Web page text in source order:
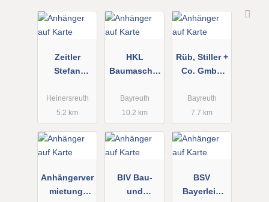
Zeitler
Stefan
leih
Heinersreuth
5.2 km
HKL
Baumaschin
Bayreuth
10.2 km
Rüb, Stiller +
Co. GmbH
en und
Baugeräte
Bayreuth
7.7 km
Anhängerver
mietung-
BIV Bau-
und
BSV
Bayerlein